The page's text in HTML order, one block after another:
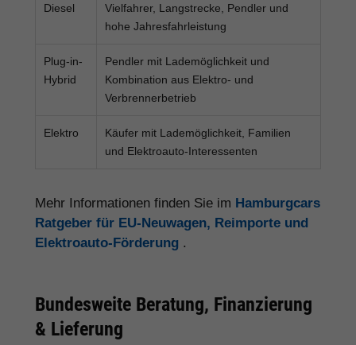
Diesel
Vielfahrer, Langstrecke, Pendler und
hohe Jahresfahrleistung
Plug-in-
Hybrid
Pendler mit Lademöglichkeit und
Kombination aus Elektro- und
Verbrennerbetrieb
Elektro
Käufer mit Lademöglichkeit, Familien
und Elektroauto-Interessenten
Mehr Informationen finden Sie im Hamburgcars
Ratgeber für EU-Neuwagen, Reimporte und
Elektroauto-Förderung .
Bundesweite Beratung, Finanzierung
& Lieferung